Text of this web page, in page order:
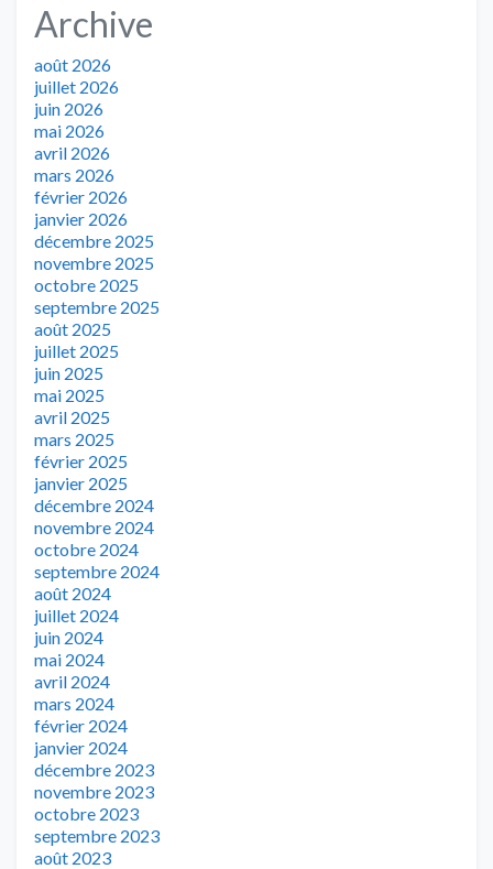
Archive
août 2026
juillet 2026
juin 2026
mai 2026
avril 2026
mars 2026
février 2026
janvier 2026
décembre 2025
novembre 2025
octobre 2025
septembre 2025
août 2025
juillet 2025
juin 2025
mai 2025
avril 2025
mars 2025
février 2025
janvier 2025
décembre 2024
novembre 2024
octobre 2024
septembre 2024
août 2024
juillet 2024
juin 2024
mai 2024
avril 2024
mars 2024
février 2024
janvier 2024
décembre 2023
novembre 2023
octobre 2023
septembre 2023
août 2023